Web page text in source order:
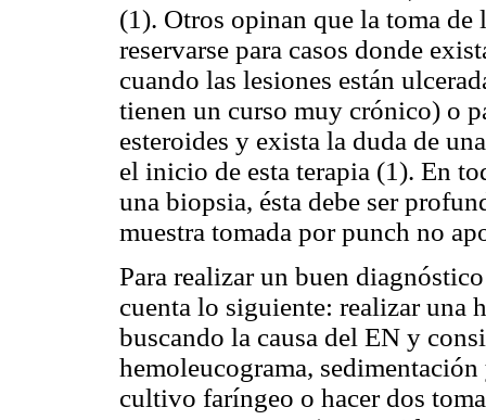
(1). Otros opinan que la toma de
reservarse para casos donde
cuando las lesiones están
tienen un curso muy crónico) o
esteroides y exista la duda de
el inicio de esta terapia (1). En
una biopsia, ésta debe ser
muestra tomada por punch no
Para realizar un buen
cuenta lo siguiente: realizar una
buscando la causa del EN y
hemoleucograma,
cultivo faríngeo o hacer dos